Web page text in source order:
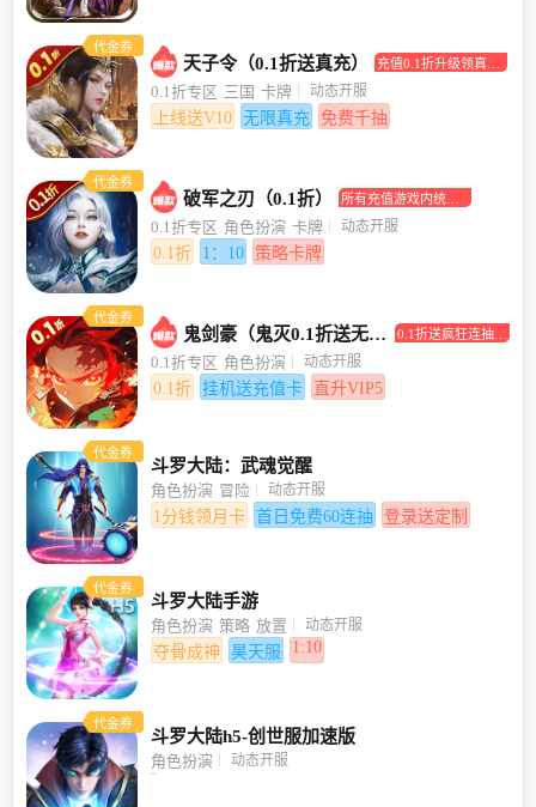
代金券
天子令（0.1折送真充）
充值0.1折升级领真充
0.1折专区 三国 卡牌 动态开服
上线送V10 无限真充 免费千抽
代金券
破军之刃（0.1折）
所有充值游戏内统统
打0.1折！
0.1折专区 角色扮演 卡牌 动态开服
0.1折 1：10 策略卡牌
代金券
鬼剑豪（鬼灭0.1折送无限抽）
0.1折送疯狂连抽，
0.1折专区 角色扮演 动态开服
0.1折 挂机送充值卡 直升VIP5
代金券
斗罗大陆：武魂觉醒
角色扮演 冒险 动态开服
1分钱领月卡 首日免费60连抽 登录送定制
代金券
斗罗大陆手游
角色扮演 策略 放置 动态开服
夺骨成神 昊天服 1:10
代金券
斗罗大陆h5-创世服加速版
角色扮演 动态开服